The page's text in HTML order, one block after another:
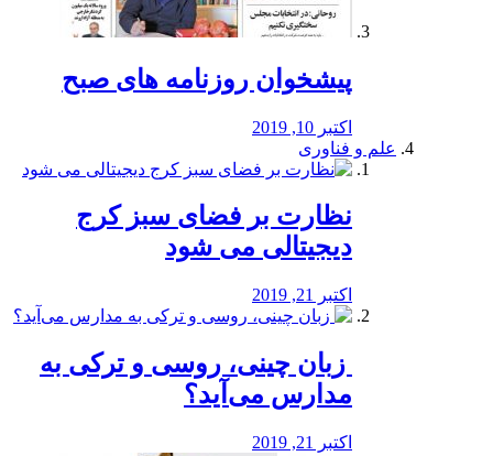
پیشخوان روزنامه های صبح
اکتبر 10, 2019
علم و فناوری
نظارت بر فضای سبز کرج
دیجیتالی می شود
اکتبر 21, 2019
️ زبان چینی، روسی و ترکی به
مدارس می‌آید؟
اکتبر 21, 2019